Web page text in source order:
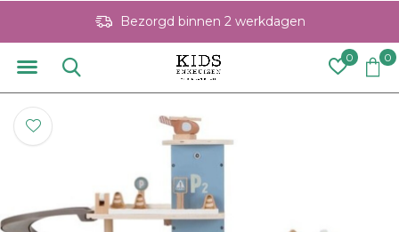
0 0
Bezorgd binnen 2 werkdagen